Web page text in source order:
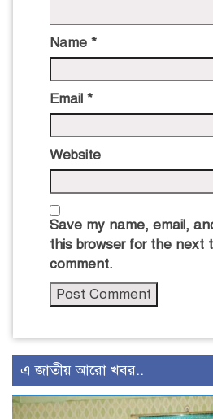
Name *
Email *
Website
Save my name, email,
this browser for the next
comment.
এ জাতীয় আরো খবর..